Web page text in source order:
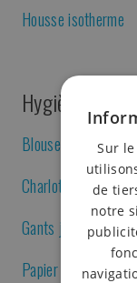
Housse isotherme
Hygiène et
Blouse jetable
Charlottes jetables
Gants jetables
Papier cellulosique
Sur
de
notre